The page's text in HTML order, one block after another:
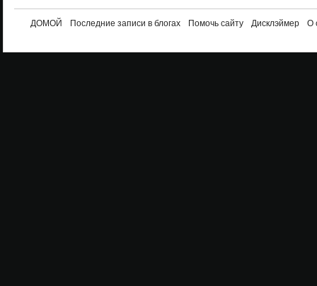
ДОМОЙ Последние записи в блогах Помочь сайту Дисклэймер О